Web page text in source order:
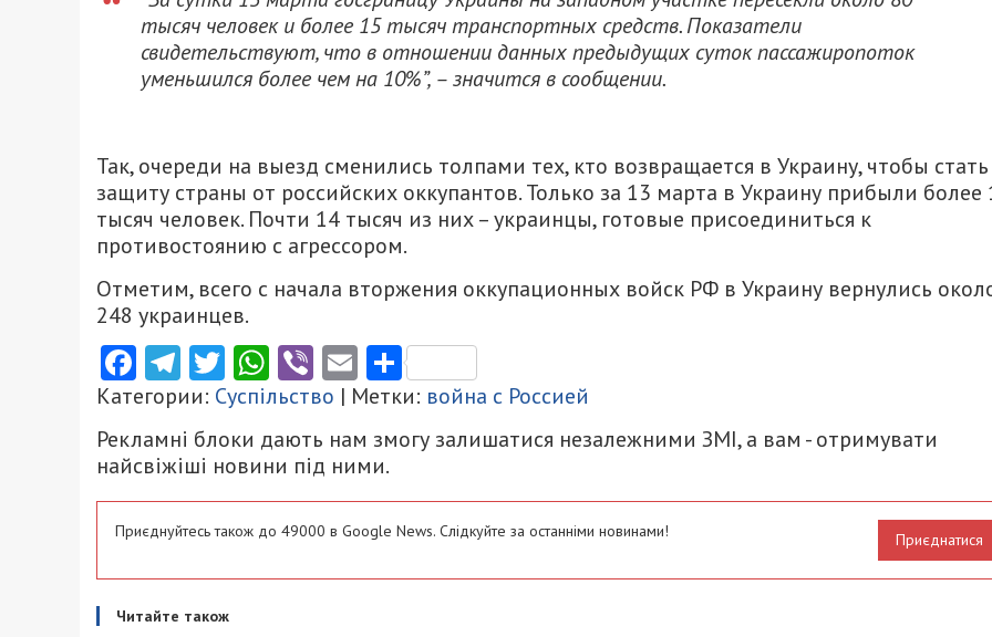
тысяч человек и более 15 тысяч транспортных средств. Показатели
свидетельствуют, что в отношении данных предыдущих суток пассажиропоток
уменьшился более чем на 10%”, – значится в сообщении.
Так, очереди на выезд сменились толпами тех, кто возвращается в Украину, чтобы
защиту страны от российских оккупантов. Только за 13 марта в Украину прибыли более
тысяч человек. Почти 14 тысяч из них – украинцы, готовые присоединиться к
противостоянию с агрессором.
Отметим, всего с начала вторжения оккупационных войск РФ в Украину вернулись
248 украинцев.
Facebook
Telegram
Twitter
WhatsApp
ViberEmailПоділитися
Категории: Суспільство | Метки: война с Россией
Рекламні блоки дають нам змогу залишатися незалежними ЗМІ, а вам - отримувати
найсвіжіші новини під ними.
Приєднуйтесь також до 49000 в Google News. Слідкуйте за останніми новинами! Приєднатися
Читайте також